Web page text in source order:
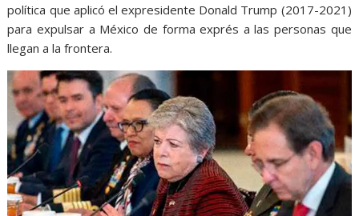
política que aplicó el expresidente Donald Trump (2017-2021)
para expulsar a México de forma exprés a las personas que
llegan a la frontera.